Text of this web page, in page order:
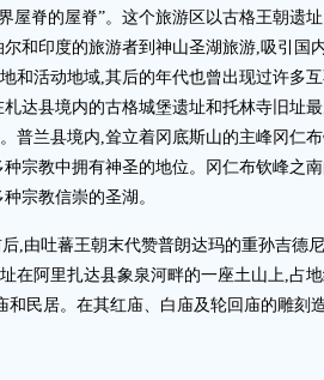
屋脊的屋脊”。这个旅游区以古格王朝遗
和印度的旅游者到神山圣湖旅游,吸引国
和活动地域,其后的年代也曾出现过许多
达县境内的古格城堡遗址和托林寺旧址
普兰县境内,耸立着冈底斯山的主峰冈仁
宗教中拥有神圣的地位。冈仁布钦峰之
宗教信崇的圣湖。
,由吐蕃王朝末代赞普朗达玛的重孙吉德
在阿里扎达县象泉河畔的一座土山上,占
和民居。在其红庙、白庙及轮回庙的雕刻